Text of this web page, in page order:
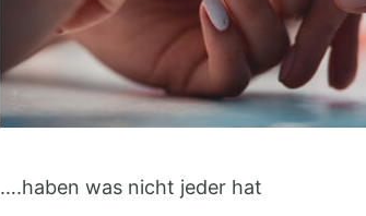
….haben was nicht jeder hat